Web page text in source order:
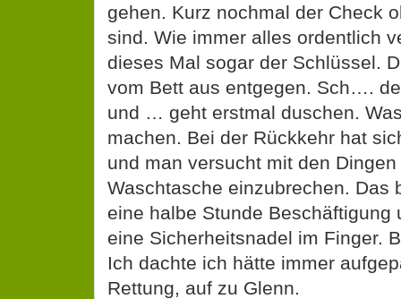
gehen. Kurz nochmal der Check
sind. Wie immer alles ordentlich
dieses Mal sogar der Schlüssel.
vom Bett aus entgegen. Sch….
und … geht erstmal duschen.
machen. Bei der Rückkehr hat
und man versucht mit den
Waschtasche einzubrechen. Das
eine halbe Stunde Beschäftigung
eine Sicherheitsnadel im Finger.
Ich dachte ich hätte immer
Rettung, auf zu Glenn.